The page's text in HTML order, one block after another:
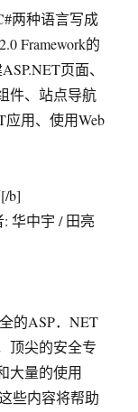
两种语言写成
Framework的
页面、
件、站点导航
应用、使用Web
b]
华中宇 / 田亮
的ASP．NET
顶尖的安全专
大量的使用
些内容将帮助